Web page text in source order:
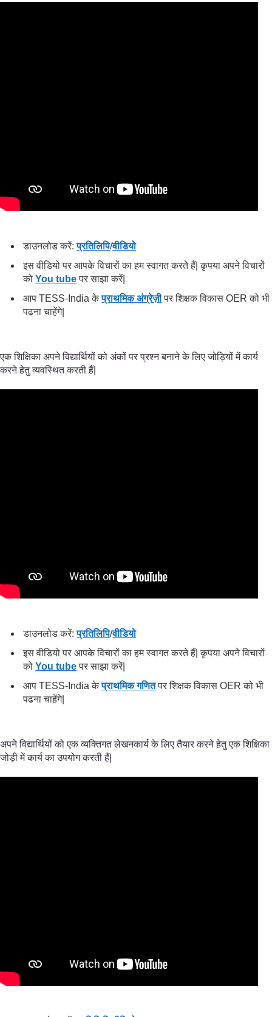
डाउनलोड करें:प्रतिलिपि/वीडियो
इस वीडियो पर आपके विचारों का हम स्वागत करते हैं| कृपया अपने विचारों
कोYou tubeपर साझा करें|
आप TESS-India केप्राथमिक अंग्रेज़ीपर शिक्षक विकास OER को भी
पढना चाहेंगे|
एक शिक्षिका अपने विद्यार्थियों को अंकों पर प्रश्न बनाने के लिए जोड़ियों में कार्य
करने हेतु व्यवस्थित करती हैं|
डाउनलोड करें:प्रतिलिपि/वीडियो
इस वीडियो पर आपके विचारों का हम स्वागत करते हैं| कृपया अपने विचारों
कोYou tubeपर साझा करें|
आप TESS-India केप्राथमिक गणितपर शिक्षक विकास OER को भी
पढना चाहेंगे|
अपने विद्यार्थियों को एक व्यक्तिगत लेखनकार्य के लिए तैयार करने हेतु एक शिक्षिका
जोड़ी में कार्य का उपयोग करती हैं|